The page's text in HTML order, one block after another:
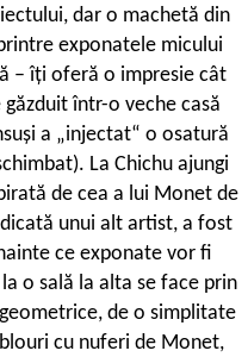
dar o machetă din
exponatele micului
– îți oferă o impresie cât
într-o veche casă
a „injectat“ o osatură
La Chichu ajungi
de cea a lui Monet de
unui alt artist, a fost
ce exponate vor fi
o sală la alta se face prin
de o simplitate
cu nuferi de Monet,